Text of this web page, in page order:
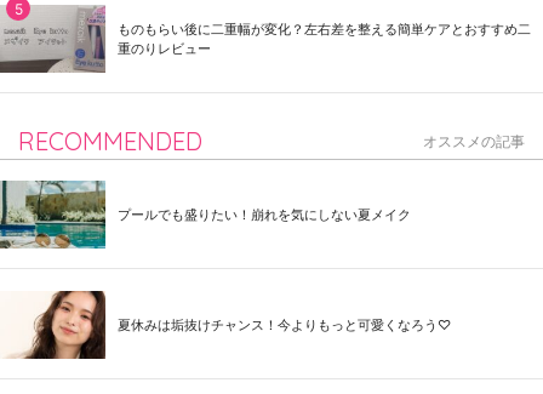
ものもらい後に二重幅が変化？左右差を整える簡単ケアとおすすめ二
重のりレビュー
RECOMMENDED オススメの記事
プールでも盛りたい！崩れを気にしない夏メイク
夏休みは垢抜けチャンス！今よりもっと可愛くなろう♡